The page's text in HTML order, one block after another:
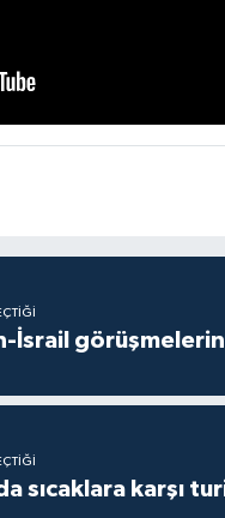
İsrail
sıcaklara karşı